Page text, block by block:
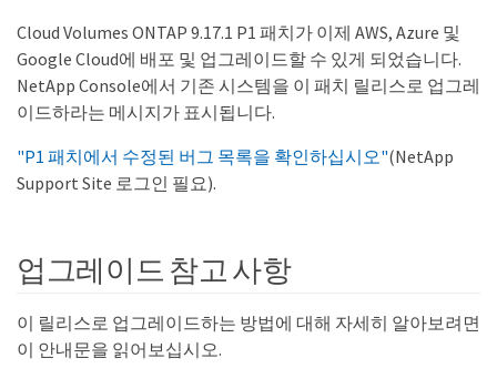
Cloud Volumes ONTAP 9.17.1 P1 패치가 이제 AWS, Azure 및
Google Cloud에 배포 및 업그레이드할 수 있게 되었습니다.
NetApp Console에서 기존 시스템을 이 패치 릴리스로 업그레
이드하라는 메시지가 표시됩니다.
"P1 패치에서 수정된 버그 목록을 확인하십시오"(NetApp
Support Site 로그인 필요).
업그레이드 참고 사항
이 릴리스로 업그레이드하는 방법에 대해 자세히 알아보려면
이 안내문을 읽어보십시오.